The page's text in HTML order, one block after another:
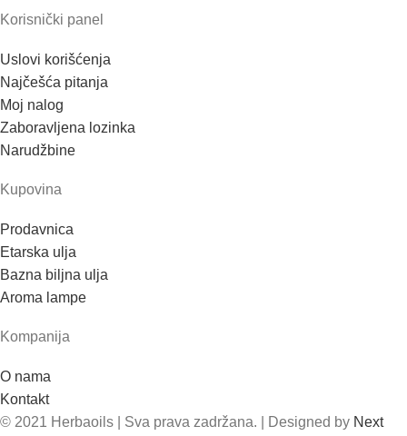
Korisnički panel
Uslovi korišćenja
Najčešća pitanja
Moj nalog
Zaboravljena lozinka
Narudžbine
Kupovina
Prodavnica
Etarska ulja
Bazna biljna ulja
Aroma lampe
Kompanija
O nama
Kontakt
© 2021 Herbaoils | Sva prava zadržana. | Designed by Next